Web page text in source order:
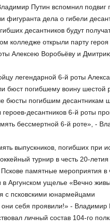
Путин вспомнил подвиг
дела о гибели
десантников будут
колледже открыли парту
Алексею Воробьёву и
легендарной 6-й роты
бюст погибшему воину шестой
бюсты погибшим десантникам
десантников 6-й роты
бессмертной 6-й роте», -
выпускников, погибших при
турнир в честь 20-
памятные мероприятия в
Аргунском ущелье «Вечно
с псковскими юнармейцами
себя проявили!» - Владимир
личный состав 104-го